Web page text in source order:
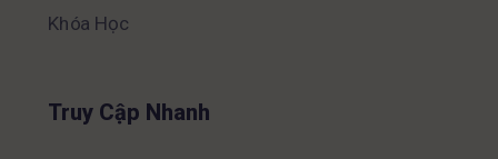
Khóa Học
Truy Cập Nhanh